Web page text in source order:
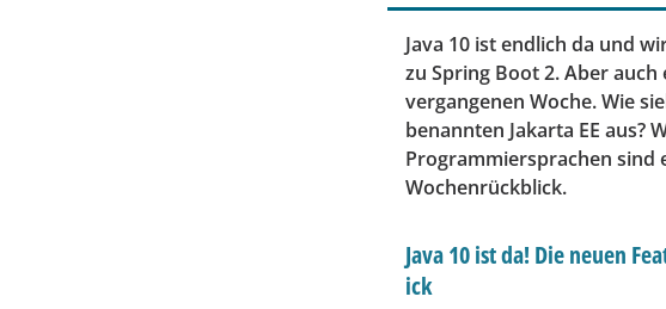
Java 10 ist endlich da und
zu Spring Boot 2. Aber
vergangenen Woche. Wie
benannten Jakarta EE
Programmiersprachen sind
Wochenrückblick.
Java 10 ist da! Die neuen
ick